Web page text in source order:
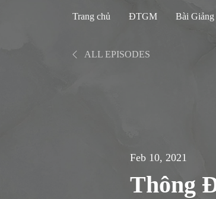
Trang chủ ĐTGM Bài Giảng
ALL EPISODES
Feb 10, 2021
Thông